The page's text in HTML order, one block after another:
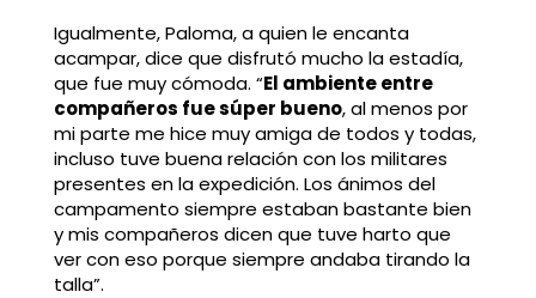
Igualmente, Paloma, a quien le encanta
acampar, dice que disfrutó mucho la estadía,
que fue muy cómoda. “El ambiente entre
compañeros fue súper bueno, al menos por
mi parte me hice muy amiga de todos y todas,
incluso tuve buena relación con los militares
presentes en la expedición. Los ánimos del
campamento siempre estaban bastante bien
y mis compañeros dicen que tuve harto que
ver con eso porque siempre andaba tirando la
talla”.